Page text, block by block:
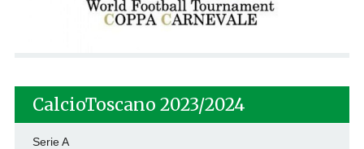
CalcioToscano 2023/2024
Serie A